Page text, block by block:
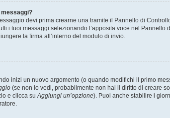
messaggi?
devi prima crearne una tramite il Pannello di
i tuoi messaggi selezionando l’apposita voce nel
la firma all’interno del modulo di invio.
inizi un nuovo argomento (o quando modifichi il primo
(se non lo vedi, probabilmente non hai il diritto di creare
e clicca su Aggiungi un’opzione). Puoi anche stabilire i